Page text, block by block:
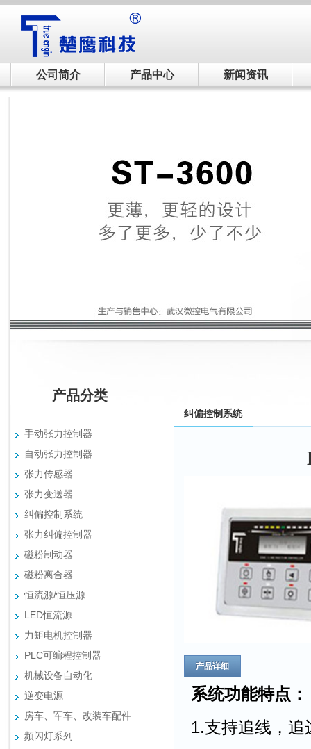
公司简介 产品中心 新闻资讯
产品分类
手动张力控制器
自动张力控制器
张力传感器
张力变送器
纠偏控制系统
张力纠偏控制器
磁粉制动器
磁粉离合器
恒流源/恒压源
LED恒流源
力矩电机控制器
PLC可编程控制器
机械设备自动化
逆变电源
房车、军车、改装车配件
频闪灯系列
纠偏控制系统
产品详细
系统功能特点：
1.支持追线，